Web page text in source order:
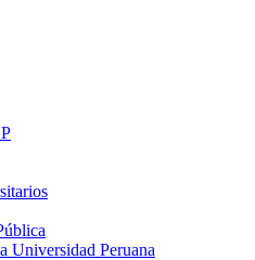
Universidad Peruana